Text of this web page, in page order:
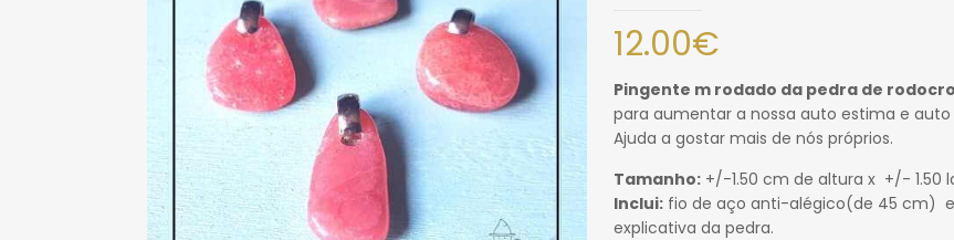
12.00€
Pingente m rodado da pedra de
para aumentar a nossa auto estima e auto
Ajuda a gostar mais de nós próprios.
Tamanho:+/-1.50 cm de altura x +/- 1.50
Inclui:fio de aço anti-alégico(de 45 cm)
explicativa da pedra.